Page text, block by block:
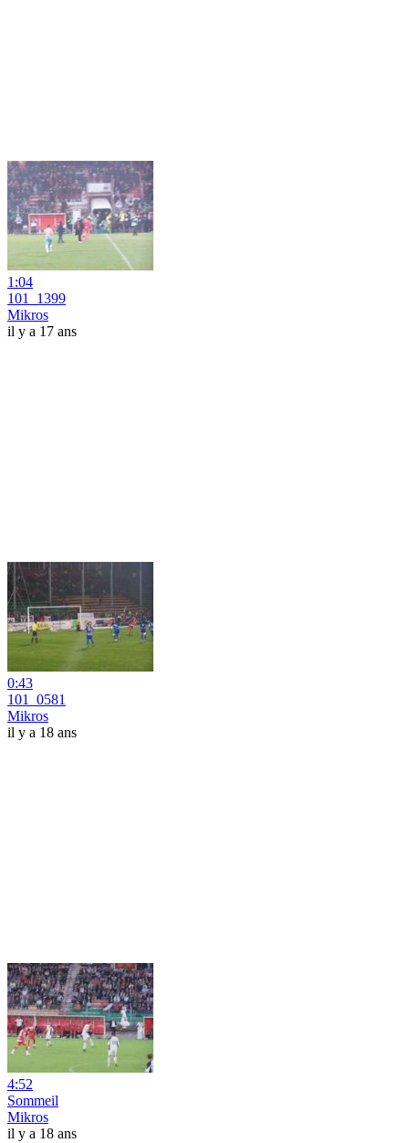
1:04
101_1399
Mikros
il y a 17 ans
0:43
101_0581
Mikros
il y a 18 ans
4:52
Sommeil
Mikros
il y a 18 ans